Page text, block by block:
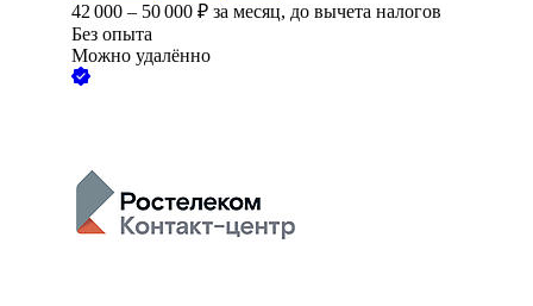
42 000 – 50 000 ₽ за месяц, до вычета налогов
Без опыта
Можно удалённо